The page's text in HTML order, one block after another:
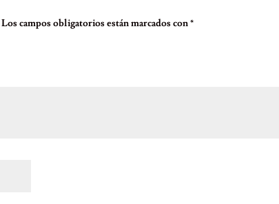
Los campos obligatorios están marcados con*